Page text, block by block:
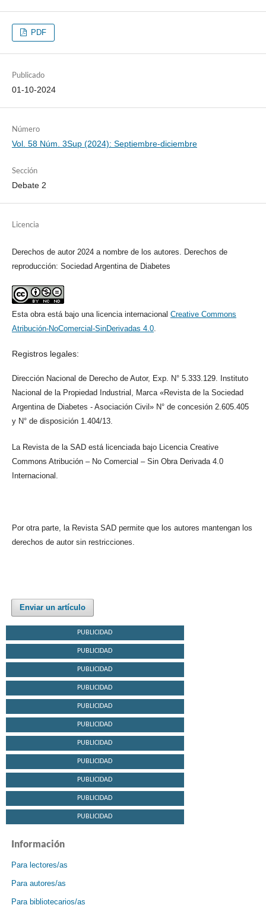
PDF
Publicado
01-10-2024
Número
Vol. 58 Núm. 3Sup (2024): Septiembre-diciembre
Sección
Debate 2
Licencia
Derechos de autor 2024 a nombre de los autores. Derechos de
reproducción: Sociedad Argentina de Diabetes
Esta obra está bajo una licencia internacional Creative Commons
Atribución-NoComercial-SinDerivadas 4.0.
Registros legales:
Dirección Nacional de Derecho de Autor, Exp. N° 5.333.129. Instituto
Nacional de la Propiedad Industrial, Marca «Revista de la Sociedad
Argentina de Diabetes - Asociación Civil» N° de concesión 2.605.405
y N° de disposición 1.404/13.
La Revista de la SAD está licenciada bajo Licencia Creative
Commons Atribución – No Comercial – Sin Obra Derivada 4.0
Internacional.
Por otra parte, la Revista SAD permite que los autores mantengan los
derechos de autor sin restricciones.
Enviar un artículo
PUBLICIDAD
PUBLICIDAD
PUBLICIDAD
PUBLICIDAD
PUBLICIDAD
PUBLICIDAD
PUBLICIDAD
PUBLICIDAD
PUBLICIDAD
PUBLICIDAD
PUBLICIDAD
Información
Para lectores/as
Para autores/as
Para bibliotecarios/as